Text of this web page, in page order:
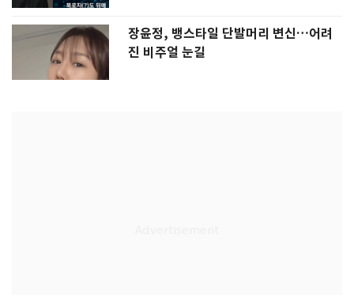
장윤정, 뱅스타일 단발머리 변신…어려
진 비주얼 눈길